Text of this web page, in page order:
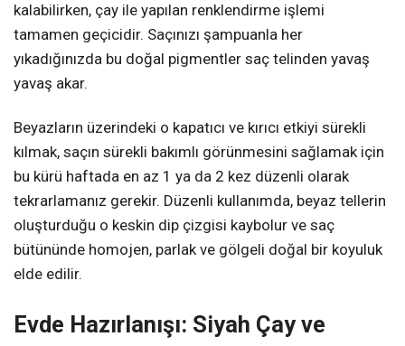
kalabilirken, çay ile yapılan renklendirme işlemi
tamamen geçicidir. Saçınızı şampuanla her
yıkadığınızda bu doğal pigmentler saç telinden yavaş
yavaş akar.
Beyazların üzerindeki o kapatıcı ve kırıcı etkiyi sürekli
kılmak, saçın sürekli bakımlı görünmesini sağlamak için
bu kürü haftada en az 1 ya da 2 kez düzenli olarak
tekrarlamanız gerekir. Düzenli kullanımda, beyaz tellerin
oluşturduğu o keskin dip çizgisi kaybolur ve saç
bütününde homojen, parlak ve gölgeli doğal bir koyuluk
elde edilir.
Evde Hazırlanışı: Siyah Çay ve